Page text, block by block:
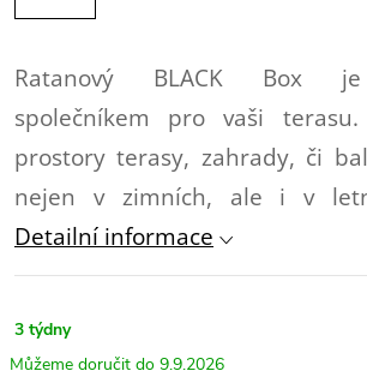
Ratanový BLACK Box je
společníkem pro vaši
prostory terasy, zahrady, či
nejen v zimních, ale i v
Detailní informace
3 týdny
9.9.2026